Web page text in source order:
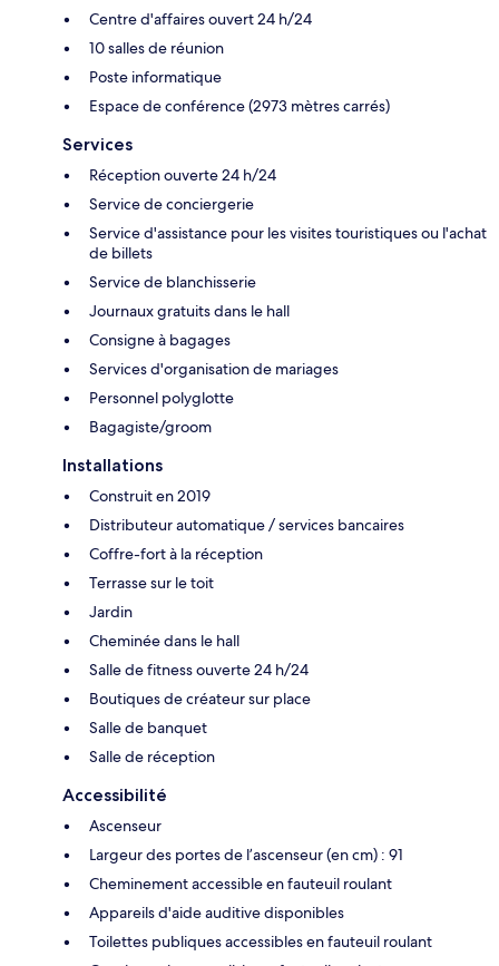
Centre d'affaires ouvert 24 h/24
10 salles de réunion
Poste informatique
Espace de conférence (2973 mètres carrés)
Services
Réception ouverte 24 h/24
Service de conciergerie
Service d'assistance pour les visites touristiques ou l'achat
de billets
Service de blanchisserie
Journaux gratuits dans le hall
Consigne à bagages
Services d'organisation de mariages
Personnel polyglotte
Bagagiste/groom
Installations
Construit en 2019
Distributeur automatique / services bancaires
Coffre-fort à la réception
Terrasse sur le toit
Jardin
Cheminée dans le hall
Salle de fitness ouverte 24 h/24
Boutiques de créateur sur place
Salle de banquet
Salle de réception
Accessibilité
Ascenseur
Largeur des portes de l’ascenseur (en cm) : 91
Cheminement accessible en fauteuil roulant
Appareils d'aide auditive disponibles
Toilettes publiques accessibles en fauteuil roulant